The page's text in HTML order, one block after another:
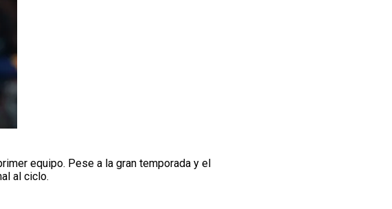
equipo. Pese a la gran temporada y el
al ciclo.